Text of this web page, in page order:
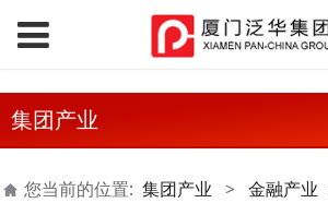
集团产业
您当前的位置: 集团产业 > 金融产业